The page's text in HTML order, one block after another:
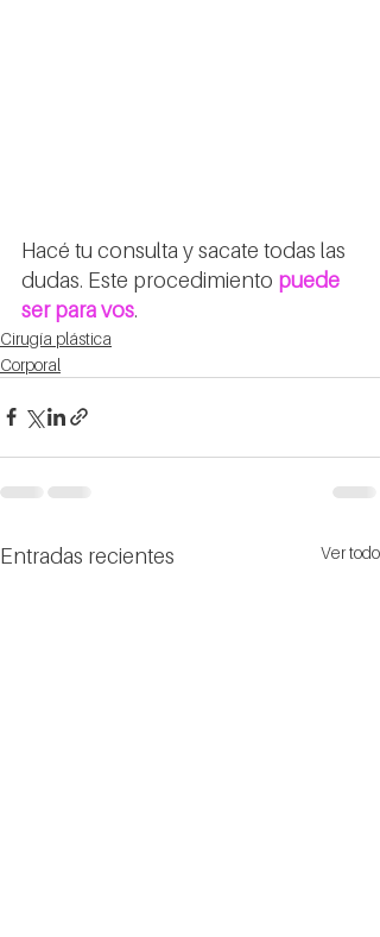
Hacé tu consulta y sacate todas las
dudas. Este procedimiento puede
ser para vos.
Cirugía plástica
Corporal
Entradas recientes Ver todo